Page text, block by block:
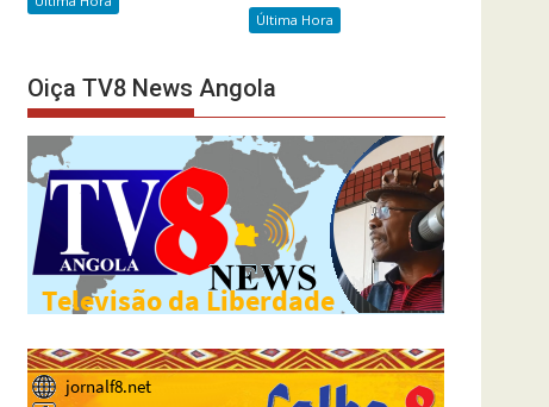
Última Hora
Oiça TV8 News Angola